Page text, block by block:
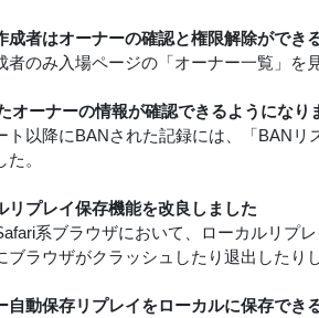
成者はオーナーの確認と権限解除ができ
者のみ入場ページの「オーナー一覧」を
オーナーの情報が確認できるようになり
ト以降にBANされた記録には、「BAN
。
リプレイ保存機能を改良しました
系ブラウザにおいて、ローカルリプ
ブラウザがクラッシュしたり退出したり
自動保存リプレイをローカルに保存でき